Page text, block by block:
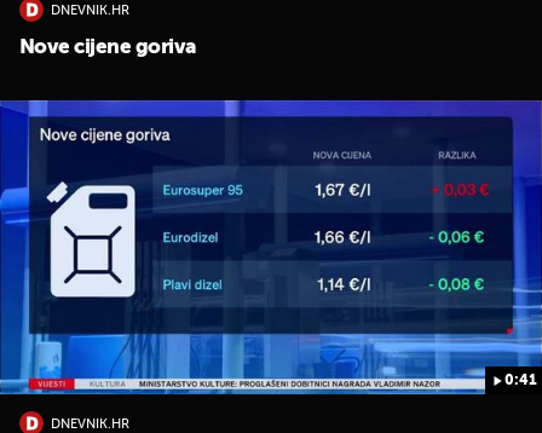
DNEVNIK.HR
Nove cijene goriva
0:41
DNEVNIK.HR